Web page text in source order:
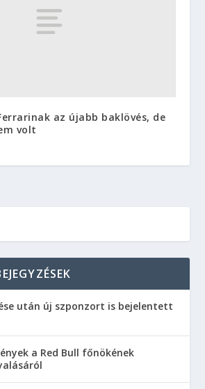
az újabb baklövés, de
volt
után új szponzort is bejelentett
a Red Bull főnökének